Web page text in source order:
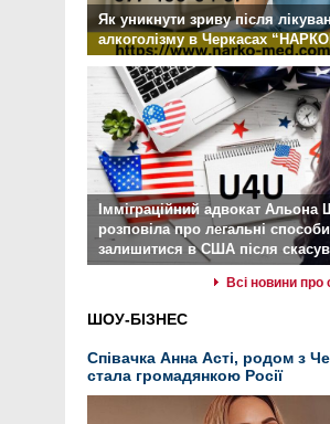
Як уникнути зриву після
алкоголізму в Черкасах
Імміграційний адвокат Альона
розповіла про легальні способи
залишитися в США після
Всі новини про
ШОУ-БІЗНЕС
Співачка Анна Асті, родом з
стала громадянкою Росії